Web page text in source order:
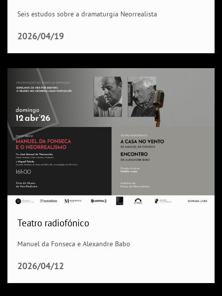
Seis estudos sobre a dramaturgia Neorrealista
2026/04/19
Teatro radiofónico
Manuel da Fonseca e Alexandre Babo
2026/04/12